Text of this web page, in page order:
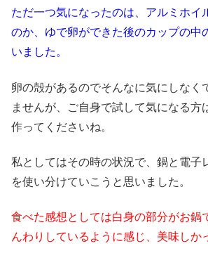
ただ一つ気になったのは、アルミホイ
のか、ゆで卵ができた後のカップの中
いました。
卵の殻があるのでそんなに気にしなく
ませんが、ご自身で試して気になる方
作ってくださいね。
私としてはその時の状況で、鍋と電子
を使い分けていこうと思いました。
食べた感想としては白身の部分がお鍋
んわりしているように感じ、美味しか